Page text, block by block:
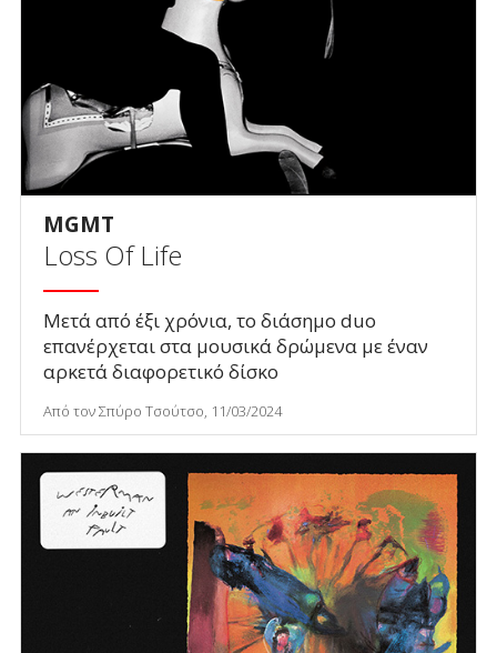
MGMT
Loss Of Life
Μετά από έξι χρόνια, το διάσημο duo
επανέρχεται στα μουσικά δρώμενα με έναν
αρκετά διαφορετικό δίσκο
Από τον Σπύρο Τσούτσο, 11/03/2024